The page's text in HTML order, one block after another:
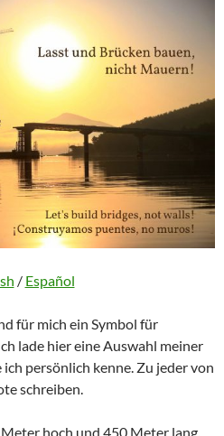
/ Español
für mich ein Symbol für
lade hier eine Auswahl meiner
persönlich kenne. Zu jeder von
schreiben.
hoch und 450 Meter lang,